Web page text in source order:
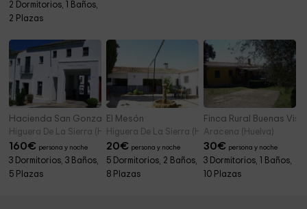
2 Dormitorios, 1 Baños,
2 Plazas
Hacienda San Gonzalo
Higuera De La Sierra (Huelva)
160€ persona y noche
3 Dormitorios, 3 Baños,
5 Plazas
El Mesón
Higuera De La Sierra (Huelva)
20€ persona y noche
5 Dormitorios, 2 Baños,
8 Plazas
Finca Rural Buenas
Aracena (Huelva)
30€ persona y noche
3 Dormitorios, 1 Baños,
10 Plazas